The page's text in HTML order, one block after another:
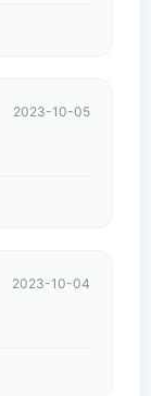
2023-10-05
2023-10-04